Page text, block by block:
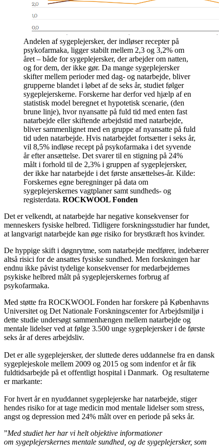
Andelen af sygeplejersker, der indløser recepter på
psykofarmaka, ligger stabilt mellem 2,3 og 3,2% om
året – både for sygeplejersker, der arbejder om natten,
og for dem, der ikke gør. Da mange sygeplejersker
skifter mellem perioder med dag- og natarbejde, bliver
grupperne blandet i løbet af de seks år, studiet følger
sygeplejerskerne. Forskerne har derfor ved hjælp af en
statistisk model beregnet et hypotetisk scenarie, (den
brune linje), hvor nyansatte på fuld tid med enten fast
natarbejde eller skiftende arbejdstid med natarbejde,
bliver sammenlignet med en gruppe af nyansatte på fuld
tid uden natarbejde. Hvis natarbejdet fortsætter i seks år,
vil 8,5% indløse recept på psykofarmaka i det syvende
år efter ansættelse. Det svarer til en stigning på 24%
målt i forhold til de 2,3% i gruppen af sygeplejersker,
der ikke har natarbejde i det første ansættelses-år. Kilde:
Forskernes egne beregninger på data om
sygeplejerskernes vagtplaner samt sundheds- og
registerdata. ROCKWOOL Fonden
Det er velkendt, at natarbejde har negative konsekvenser for
menneskers fysiske helbred. Tidligere forskningsstudier har fundet,
at langvarigt natarbejde kan øge risiko for brystkræft hos kvinder.
De hyppige skift i døgnrytme, som natarbejde medfører, indebærer
altså risici for de ansattes fysiske sundhed. Men forskningen har
endnu ikke påvist tydelige konsekvenser for medarbejdernes
psykiske helbred målt på sygeplejerskernes forbrug af
psykofarmaka.
Med støtte fra ROCKWOOL Fonden har forskere på Københavns
Universitet og Det Nationale Forskningscenter for Arbejdsmiljø i
dette studie undersøgt sammenhængen mellem natarbejde og
mentale lidelser ved at følge 3.500 unge sygeplejersker i de første
seks år af deres arbejdsliv.
Det er alle sygeplejersker, der sluttede deres uddannelse fra en dansk
sygeplejeskole mellem 2009 og 2015 og som indenfor et år fik
fuldtidsarbejde på et offentligt hospital i Danmark. Og resultaterne
er markante:
For hvert år en nyuddannet sygeplejerske har natarbejde, stiger
hendes risiko for at tage medicin mod mentale lidelser som stress,
angst og depression med 24% målt over en periode på seks år.
”Med studiet her har vi helt objektive informationer
om sygeplejerskernes mentale sundhed, og de sygeplejersker, som